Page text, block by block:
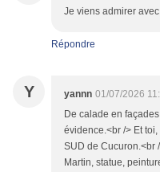
Je viens admirer
Répondre
Y yannn 01/07/2026
De calade en
évidence.<br /> Et
SUD de Cucuron.<br
Martin, statue,